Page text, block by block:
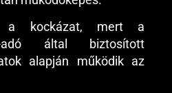
a kockázat, mert a
adó által biztosított
alapján működik az